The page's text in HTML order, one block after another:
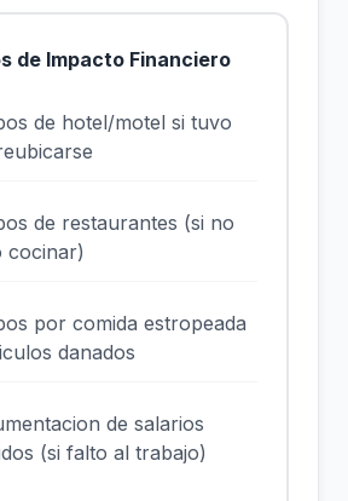
de Impacto Financiero
de hotel/motel si tuvo
de restaurantes (si no
cocinar)
por comida estropeada
danados
de salarios
(si falto al trabajo)